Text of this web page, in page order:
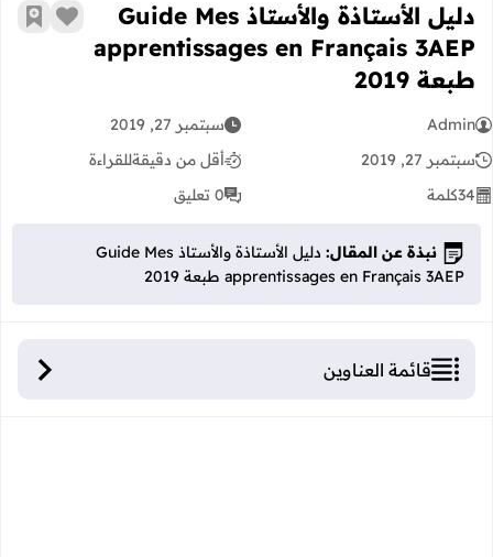
دليل الأستاذة والأستاذ Guide Mes
apprentissages en Français 3AEP
طبعة 2019
زر أضف
Admin
سبتمبر 27, 2019
سبتمبر 27, 2019
أقل من دقيقةللقراءة
34كلمة 0 تعليق
نبذة عن المقال:
دليل الأستاذة والأستاذ Guide Mes
apprentissages en Français 3AEP طبعة 2019
قائمة العناوين